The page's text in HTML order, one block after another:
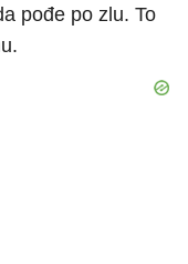
pođe po zlu. To